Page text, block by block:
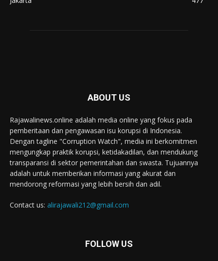
ABOUT US
Rajawalinews.online adalah media online yang fokus pada
pemberitaan dan pengawasan isu korupsi di Indonesia.
Dengan tagline "Corruption Watch", media ini berkomitmen
mengungkap praktik korupsi, ketidakadilan, dan mendukung
transparansi di sektor pemerintahan dan swasta. Tujuannya
adalah untuk memberikan informasi yang akurat dan
mendorong reformasi yang lebih bersih dan adil.
Contact us: alirajawali212@gmail.com
FOLLOW US